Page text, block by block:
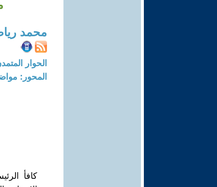
محمد
الحوار المتمدن-العدد:
المحور:
كافأ